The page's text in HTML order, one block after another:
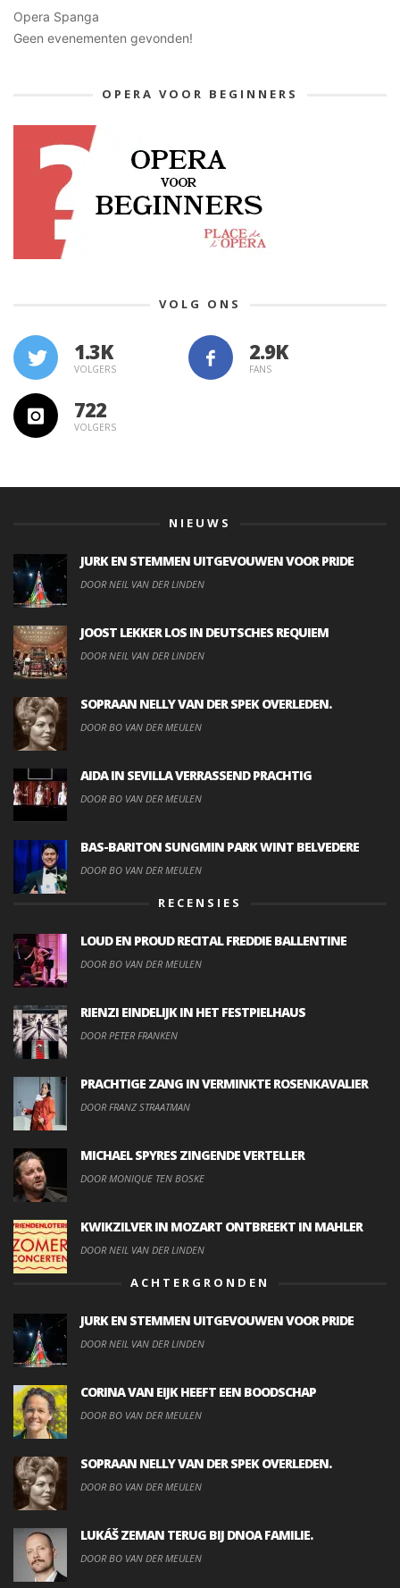
Opera Spanga
Geen evenementen gevonden!
OPERA VOOR BEGINNERS
VOLG ONS
1.3K
VOLGERS FANS
722
VOLGERS
NIEUWS
JURK EN STEMMEN UITGEVOUWEN VOOR PRIDE
DOOR NEIL VAN DER LINDEN
JOOST LEKKER LOS IN DEUTSCHES REQUIEM
DOOR NEIL VAN DER LINDEN
SOPRAAN NELLY VAN DER SPEK OVERLEDEN.
DOOR BO VAN DER MEULEN
AIDA IN SEVILLA VERRASSEND PRACHTIG
DOOR BO VAN DER MEULEN
BAS-BARITON SUNGMIN PARK WINT BELVEDERE
DOOR BO VAN DER MEULEN
RECENSIES
LOUD EN PROUD RECITAL FREDDIE BALLENTINE
DOOR BO VAN DER MEULEN
RIENZI EINDELIJK IN HET FESTPIELHAUS
DOOR PETER FRANKEN
PRACHTIGE ZANG IN VERMINKTE ROSENKAVALIER
DOOR FRANZ STRAATMAN
MICHAEL SPYRES ZINGENDE VERTELLER
DOOR MONIQUE TEN BOSKE
KWIKZILVER IN MOZART ONTBREEKT IN MAHLER
DOOR NEIL VAN DER LINDEN
ACHTERGRONDEN
JURK EN STEMMEN UITGEVOUWEN VOOR PRIDE
DOOR NEIL VAN DER LINDEN
CORINA VAN EIJK HEEFT EEN BOODSCHAP
DOOR BO VAN DER MEULEN
SOPRAAN NELLY VAN DER SPEK OVERLEDEN.
DOOR BO VAN DER MEULEN
LUKÁŠ ZEMAN TERUG BIJ DNOA FAMILIE.
DOOR BO VAN DER MEULEN